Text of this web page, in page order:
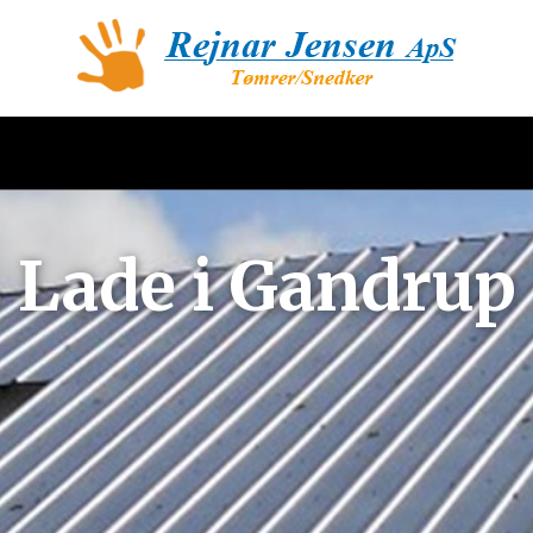
Lade i Gandrup